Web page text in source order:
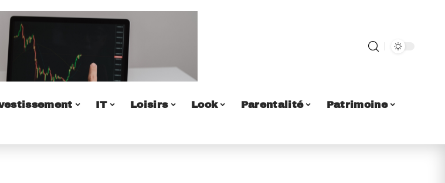
IT Loisirs Look Parentalité Patrimoine